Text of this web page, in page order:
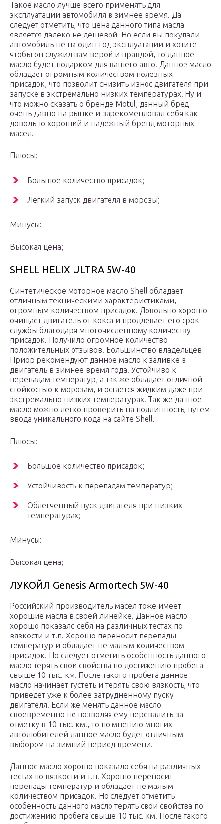
Такое масло лучше всего применять для
эксплуатации автомобиля в зимнее время. Да
следует отметить, что цена данного типа масла
является далеко не дешевой. Но если вы покупали
автомобиль не на один год эксплуатации и хотите
чтобы он служил вам верой и правдой, то данное
масло будет подарком для вашего авто. Данное масло
обладает огромным количеством полезных
присадок, что позволит снизить износ двигателя при
запуске в экстремально низких температурах. Ну и
что можно сказать о бренде Motul, данный бред
очень давно на рынке и зарекомендовал себя как
довольно хороший и надежный бренд моторных
масел.
Плюсы:
Большое количество присадок;
Легкий запуск двигателя в морозы;
Минусы:
Высокая цена;
SHELL HELIX ULTRA 5W-40
Синтетическое моторное масло Shell обладает
отличным техническими характеристиками,
огромным количеством присадок. Довольно хорошо
очищает двигатель от кокса и продлевает его срок
службы благодаря многочисленному количеству
присадок. Получило огромное количество
положительных отзывов. Большинство владельцев
Приор рекомендуют данное масло к заливке в
двигатель в зимнее время года. Устойчиво к
перепадам температур, а так же обладает отличной
стойкостью к морозам, и остается жидким даже при
экстремально низких температурах. Так же данное
масло можно легко проверить на подлинность, путем
ввода уникального кода на сайте Shell.
Плюсы:
Большое количество присадок;
Устойчивость к перепадам температур;
Облегченный пуск двигателя при низких
температурах;
Минусы:
Высокая цена;
ЛУКОЙЛ Genesis Armortech 5W-40
Российский производитель масел тоже имеет
хорошие масла в своей линейке. Данное масло
хорошо показало себя на различных тестах по
вязкости и т.п. Хорошо переносит перепады
температур и обладает не малым количеством
присадок. Но следует отметить особенность данного
масло терять свои свойства по достижению пробега
свыше 10 тыс. км. После такого пробега данное
масло начинает густеть и терять свою вязкость, что
приведет уже к более затрудненному пуску
двигателя. Если же менять данное масло
своевременно не позволяя ему перевалить за
отметку в 10 тыс. км., то по мнению многих
автолюбителей данное масло будет отличным
выбором на зимний период времени.
Данное масло хорошо показало себя на различных
тестах по вязкости и т.п. Хорошо переносит
перепады температур и обладает не малым
количеством присадок. Но следует отметить
особенность данного масло терять свои свойства по
достижению пробега свыше 10 тыс. км. После такого